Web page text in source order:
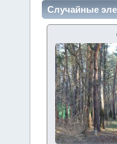
Случайные